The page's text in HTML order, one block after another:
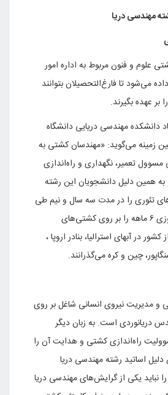
مهندسی دریا
علوم و فنون مربوط به اداره امور
می‌شود تا فارغ‌التحصیلان بتوانند
عهده بگیرند.
دانشکده مهندسی دریایی دانشگاه
زمینه می‌گوید: «مهندسان کشتی به
تعمیر، نگهداری و راه‌اندازی
همین دلیل دانشجویان این رشته
تئوری را در مدت سه سال و نیم طی
کردند، یک دوره کارآموزی ۶ ماهه را بر روی کشتی‌های
در آبهای استرالیا، بنادر اروپا ،
چین و کره می‌گذرانند.
مدیریت نیروی انسانی شاغل بر روی
دریانوردی است. به زبان دیگر
راه‌اندازی کشتی و هدایت آن را
اساتید رشته مهندسی دریا
نباید یکی از گرایش‌های مهندسی دریا